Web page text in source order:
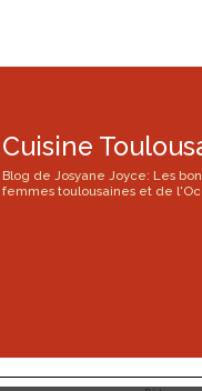
Cuisine
Blog de Josyane Joyce: Les
femmes toulousaines et de